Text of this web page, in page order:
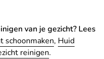
van je gezicht? Lees
schoonmaken, Huid
reinigen.